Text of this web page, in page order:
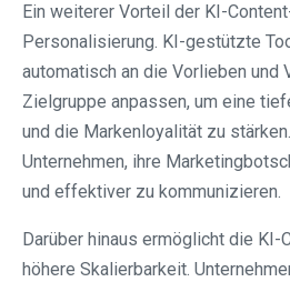
Ein weiterer Vorteil der KI-
Personalisierung. KI-gestützte
automatisch an die Vorlieben und
Zielgruppe anpassen, um eine
und die Markenloyalität zu
Unternehmen, ihre
und effektiver zu kommunizieren.
Darüber hinaus ermöglicht die KI-
höhere Skalierbarkeit.